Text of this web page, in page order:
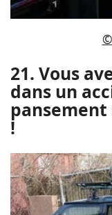
21. Vous
dans un
!